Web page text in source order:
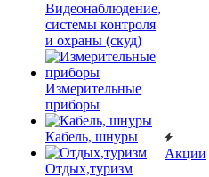
Видеонаблюдение,
системы контроля
и охраны (скуд)
Измерительные
приборы
Кабель, шнуры
Отдых,туризм
Акции